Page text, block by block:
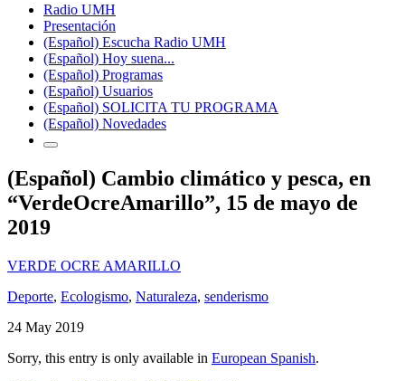
Radio UMH
Presentación
(Español) Escucha Radio UMH
(Español) Hoy suena...
(Español) Programas
(Español) Usuarios
(Español) SOLICITA TU PROGRAMA
(Español) Novedades
(Español) Cambio climático y pesca, en
“VerdeOcreAmarillo”, 15 de mayo de
2019
VERDE OCRE AMARILLO
Deporte, Ecologismo, Naturaleza, senderismo
24 May 2019
Sorry, this entry is only available in European Spanish.